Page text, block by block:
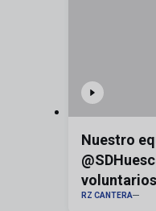
Nuestro
bandera de
RZ CANTERA